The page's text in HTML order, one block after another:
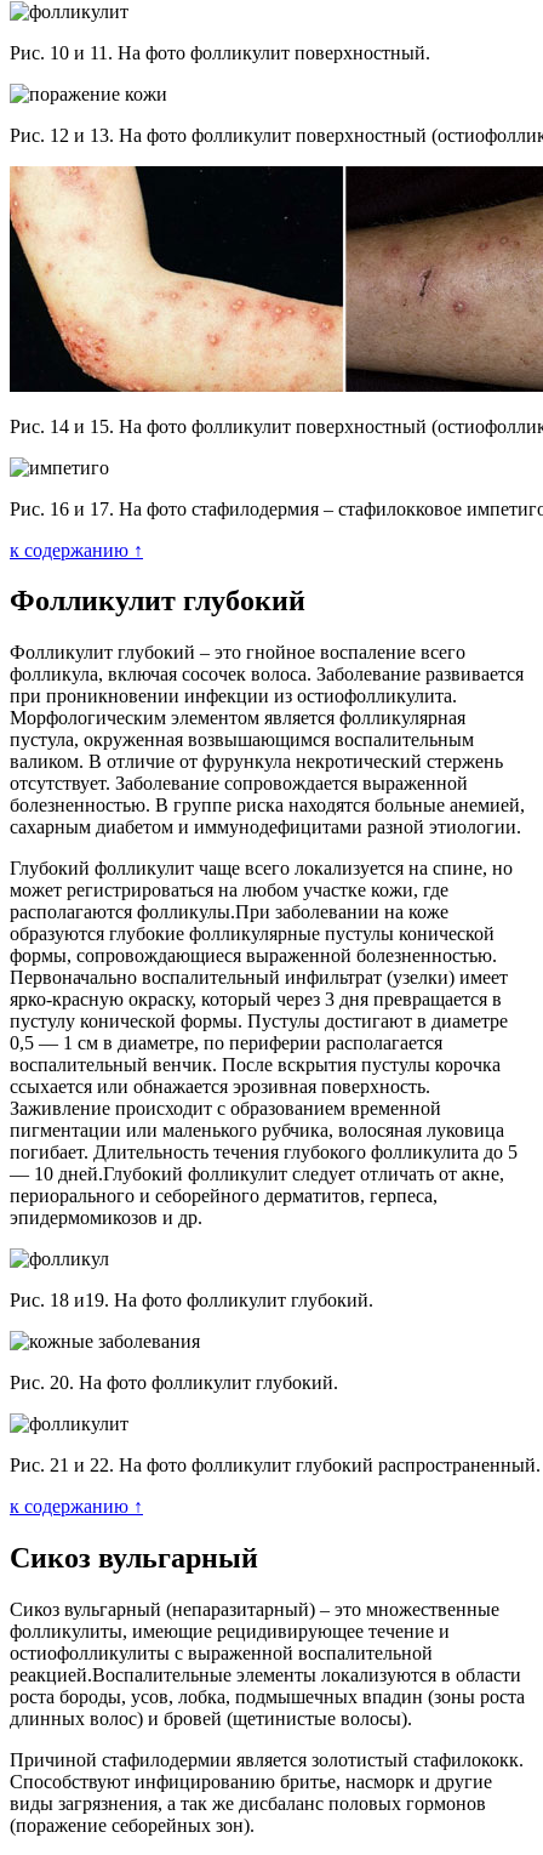
Рис. 10 и 11. На фото фолликулит поверхностный.
Рис. 12 и 13. На фото фолликулит поверхностный
Рис. 14 и 15. На фото фолликулит поверхностный
Рис. 16 и 17. На фото стафилодермия – стафилокковое
к содержанию ↑
Фолликулит глубокий
Фолликулит глубокий – это гнойное воспаление всего
фолликула, включая сосочек волоса. Заболевание развивается
при проникновении инфекции из остиофолликулита.
Морфологическим элементом является фолликулярная
пустула, окруженная возвышающимся воспалительным
валиком. В отличие от фурункула некротический стержень
отсутствует. Заболевание сопровождается выраженной
болезненностью. В группе риска находятся больные анемией,
сахарным диабетом и иммунодефицитами разной этиологии.
Глубокий фолликулит чаще всего локализуется на спине, но
может регистрироваться на любом участке кожи, где
располагаются фолликулы.При заболевании на коже
образуются глубокие фолликулярные пустулы конической
формы, сопровождающиеся выраженной болезненностью.
Первоначально воспалительный инфильтрат (узелки) имеет
ярко-красную окраску, который через 3 дня превращается в
пустулу конической формы. Пустулы достигают в диаметре
0,5 — 1 см в диаметре, по периферии располагается
воспалительный венчик. После вскрытия пустулы корочка
ссыхается или обнажается эрозивная поверхность.
Заживление происходит с образованием временной
пигментации или маленького рубчика, волосяная луковица
погибает. Длительность течения глубокого фолликулита до 5
— 10 дней.Глубокий фолликулит следует отличать от акне,
периорального и себорейного дерматитов, герпеса,
эпидермомикозов и др.
Рис. 18 и19. На фото фолликулит глубокий.
Рис. 20. На фото фолликулит глубокий.
Рис. 21 и 22. На фото фолликулит глубокий распространенный.
к содержанию ↑
Сикоз вульгарный
Сикоз вульгарный (непаразитарный) – это множественные
фолликулиты, имеющие рецидивирующее течение и
остиофолликулиты с выраженной воспалительной
реакцией.Воспалительные элементы локализуются в области
роста бороды, усов, лобка, подмышечных впадин (зоны роста
длинных волос) и бровей (щетинистые волосы).
Причиной стафилодермии является золотистый стафилококк.
Способствуют инфицированию бритье, насморк и другие
виды загрязнения, а так же дисбаланс половых гормонов
(поражение себорейных зон).